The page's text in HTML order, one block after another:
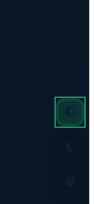
Mode
Mode
Mode clair